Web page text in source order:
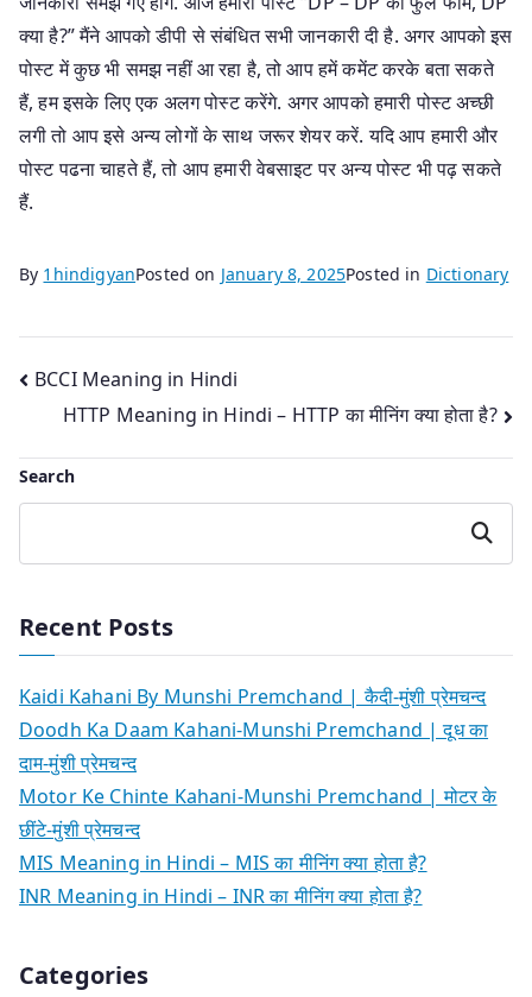
क्या है?” मैंने आपको डीपी से संबंधित सभी जानकारी दी है. अगर आपको इस
पोस्ट में कुछ भी समझ नहीं आ रहा है, तो आप हमें कमेंट करके बता सकते
हैं, हम इसके लिए एक अलग पोस्ट करेंगे. अगर आपको हमारी पोस्ट अच्छी
लगी तो आप इसे अन्य लोगों के साथ जरूर शेयर करें. यदि आप हमारी और
पोस्ट पढना चाहते हैं, तो आप हमारी वेबसाइट पर अन्य पोस्ट भी पढ़ सकते
हैं.
By 1hindigyanPosted on January 8, 2025Posted in Dictionary
Post
navigation
BCCI Meaning in Hindi
HTTP Meaning in Hindi – HTTP का मीनिंग क्या होता है?
Search
Search
Recent Posts
Kaidi Kahani By Munshi Premchand | कैदी-मुंशी प्रेमचन्द
Doodh Ka Daam Kahani-Munshi Premchand | दूध का
दाम-मुंशी प्रेमचन्द
Motor Ke Chinte Kahani-Munshi Premchand | मोटर के
छींटे-मुंशी प्रेमचन्द
MIS Meaning in Hindi – MIS का मीनिंग क्या होता है?
INR Meaning in Hindi – INR का मीनिंग क्या होता है?
Categories